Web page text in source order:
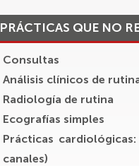
PRÁCTICAS QUE NO
Consultas
Análisis clínicos de
Radiología de rutina
Ecografías simples
Prácticas
canales)